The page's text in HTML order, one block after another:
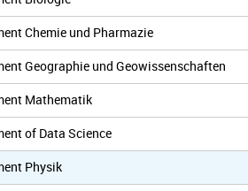
Chemie und Pharmazie
Geographie und Geowissenschaften
Mathematik
of Data Science
Physik